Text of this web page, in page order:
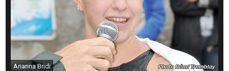
Arianna Bridi